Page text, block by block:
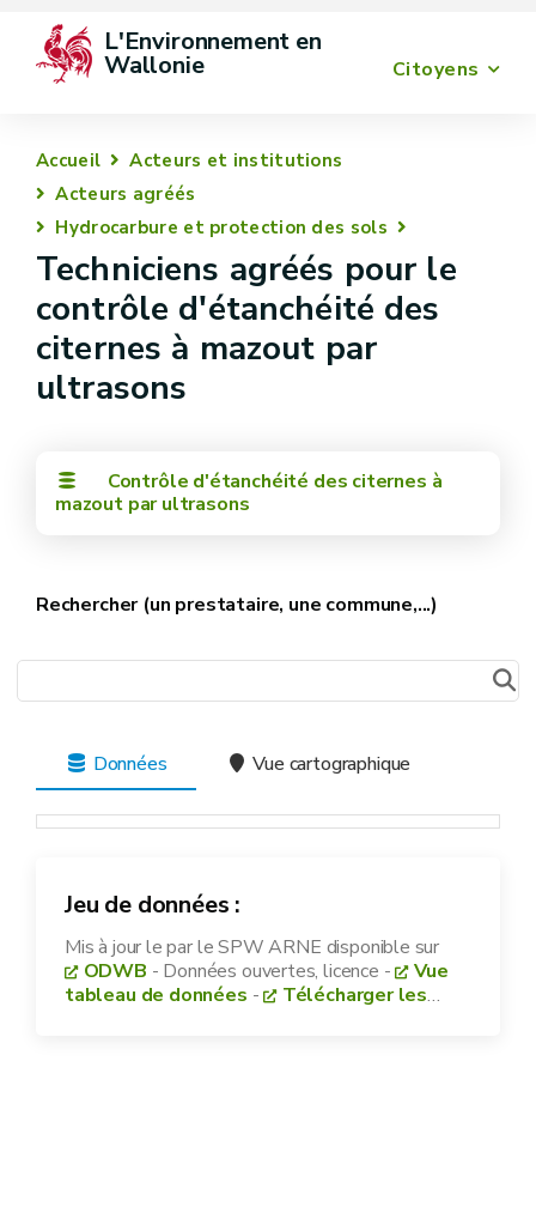
Citoyens
L'Environnement en
Wallonie
Accueil
Acteurs et institutions
Acteurs agréés
Hydrocarbure et protection des sols
Techniciens agréés pour le
contrôle d'étanchéité des
citernes à mazout par
ultrasons
Contrôle d'étanchéité des citernes à
mazout par ultrasons
Rechercher (un prestataire, une commune,...)
Données Vue cartographique
Jeu de données :
Mis à jour lepar le SPW ARNE disponible sur
ODWB - Données ouvertes, licence -
Vue
tableau de données -
Télécharger les